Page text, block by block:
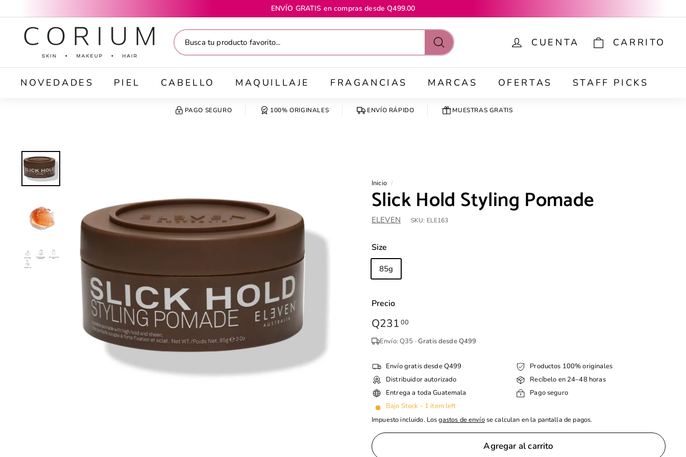
directamente
contenido
ENVÍO GRATIS en compras desde Q499.00
C
O
R
U
M
Buscar
CUENTA CARRITO
NOVEDADES PIEL CABELLO MAQUILLAJE FRAGANCIAS MARCAS OFERTAS STAFF PICKS
PAGO SEGURO 100% ORIGINALES ENVÍO RÁPIDO MUESTRAS GRATIS
Inicio /
Slick Hold Styling Pomade
ELEVEN SKU: ELE163
Size
85g
Precio
Precio
Q231 00
Envío: Q35 · Gratis desde Q499
Envío gratis desde Q499
Productos 100% originales
Distribuidor autorizado
Recíbelo en 24–48 horas
Entrega a toda Guatemala
Pago seguro
Bajo Stock - 1 item left
Impuesto incluido. Losgastos de envíose calculan en la pantalla de pagos.
Agregar al carrito